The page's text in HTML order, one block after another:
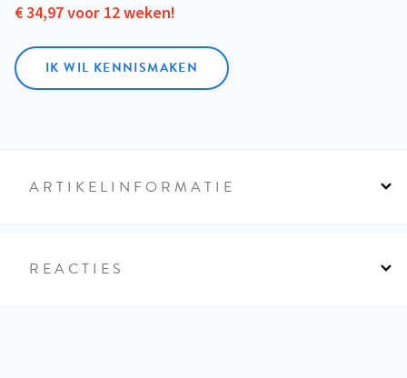
€ 34,97 voor 12 weken!
IK WIL KENNISMAKEN
ARTIKELINFORMATIE
REACTIES